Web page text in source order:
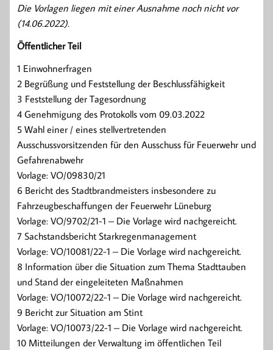
Die Vorlagen liegen mit einer Ausnahme noch nicht vor
(14.06.2022).
Öffentlicher Teil
1 Einwohnerfragen
2 Begrüßung und Feststellung der Beschlussfähigkeit
3 Feststellung der Tagesordnung
4 Genehmigung des Protokolls vom 09.03.2022
5 Wahl einer / eines stellvertretenden
Ausschussvorsitzenden für den Ausschuss für Feuerwehr und
Gefahrenabwehr
Vorlage: VO/09830/21
6 Bericht des Stadtbrandmeisters insbesondere zu
Fahrzeugbeschaffungen der Feuerwehr Lüneburg
Vorlage: VO/9702/21-1 – Die Vorlage wird nachgereicht.
7 Sachstandsbericht Starkregenmanagement
Vorlage: VO/10081/22-1 – Die Vorlage wird nachgereicht.
8 Information über die Situation zum Thema Stadttauben
und Stand der eingeleiteten Maßnahmen
Vorlage: VO/10072/22-1 – Die Vorlage wird nachgereicht.
9 Bericht zur Situation am Stint
Vorlage: VO/10073/22-1 – Die Vorlage wird nachgereicht.
10 Mitteilungen der Verwaltung im öffentlichen Teil